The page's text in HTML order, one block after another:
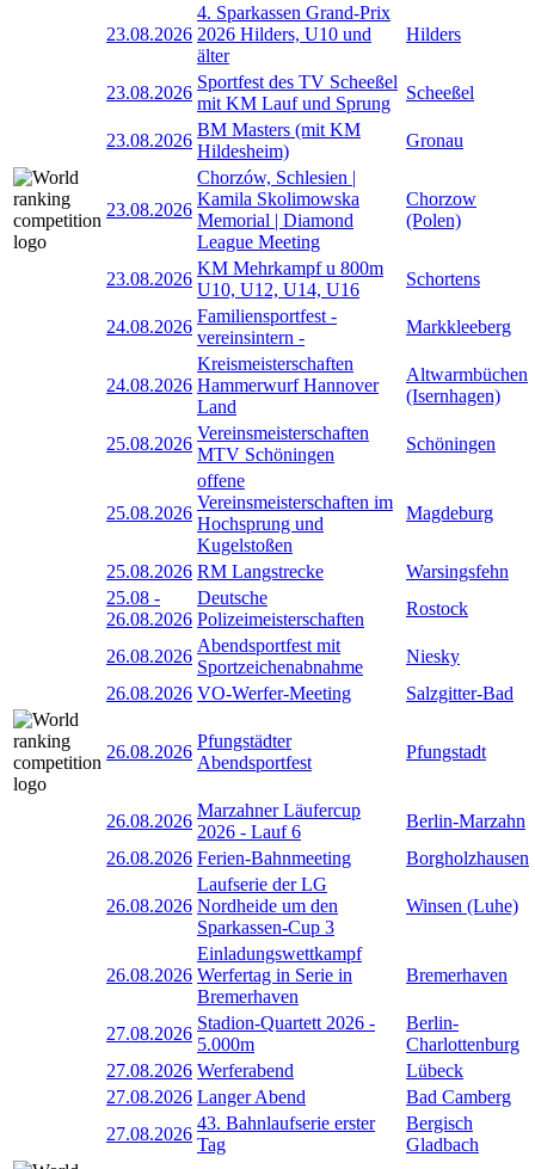
23.08.2026
4. Sparkassen Grand-Prix
2026 Hilders, U10 und
älter
Hilders
23.08.2026
Sportfest des TV Scheeßel
mit KM Lauf und Sprung
Scheeßel
23.08.2026
BM Masters (mit KM
Hildesheim)
Gronau
23.08.2026
Chorzów, Schlesien |
Kamila Skolimowska
Memorial | Diamond
League Meeting
Chorzow
(Polen)
23.08.2026
KM Mehrkampf u 800m
U10, U12, U14, U16
Schortens
24.08.2026
Familiensportfest -
vereinsintern -
Markkleeberg
24.08.2026
Kreismeisterschaften
Hammerwurf Hannover
Land
Altwarmbüchen
(Isernhagen)
25.08.2026
Vereinsmeisterschaften
MTV Schöningen
Schöningen
25.08.2026
offene
Vereinsmeisterschaften im
Hochsprung und
Kugelstoßen
Magdeburg
25.08.2026 RM Langstrecke
Warsingsfehn
25.08 -
26.08.2026
Deutsche
Polizeimeisterschaften
Rostock
26.08.2026
Abendsportfest mit
Sportzeichenabnahme
Niesky
26.08.2026 VO-Werfer-Meeting Salzgitter-Bad
26.08.2026
Pfungstädter
Abendsportfest
Pfungstadt
26.08.2026
Marzahner Läufercup
2026 - Lauf 6
Berlin-Marzahn
26.08.2026 Ferien-Bahnmeeting Borgholzhausen
26.08.2026
Laufserie der LG
Nordheide um den
Sparkassen-Cup 3
Winsen (Luhe)
26.08.2026
Einladungswettkampf
Werfertag in Serie in
Bremerhaven
Bremerhaven
27.08.2026
Stadion-Quartett 2026 -
5.000m
Berlin-
Charlottenburg
27.08.2026 Werferabend
Lübeck
27.08.2026 Langer Abend
Bad Camberg
27.08.2026
43. Bahnlaufserie erster
Tag
Bergisch
Gladbach